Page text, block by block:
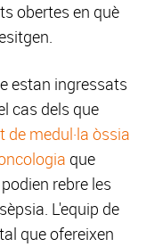
obertes en què
estan ingressats
cas dels que
medul·la òssia
que
rebre les
L'equip de
que ofereixen